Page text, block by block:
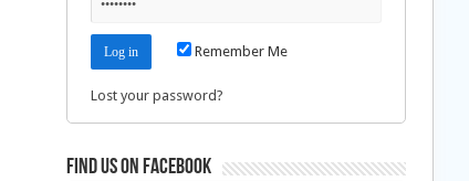
Remember Me
Lost your password?
Find us on Facebook